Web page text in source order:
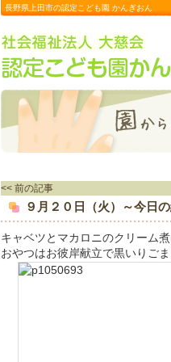
長野県上田市の認定こども園 かんぎおん
<< 前の記事
９月２０日（火）～今日
キャベツとマカロニのクリーム
おやつはお彼岸献立で黒いりご